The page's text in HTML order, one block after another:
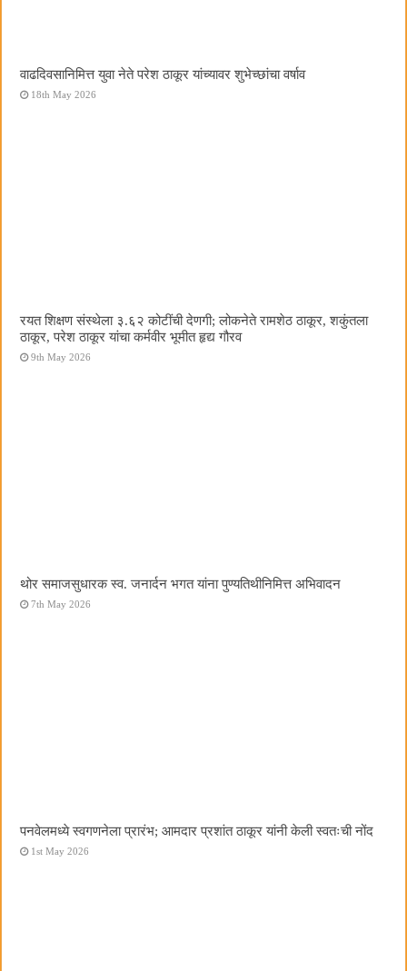
वाढदिवसानिमित्त युवा नेते परेश ठाकूर यांच्यावर शुभेच्छांचा वर्षाव
18th May 2026
रयत शिक्षण संस्थेला ३.६२ कोटींची देणगी; लोकनेते रामशेठ ठाकूर, शकुंतला
ठाकूर, परेश ठाकूर यांचा कर्मवीर भूमीत हृद्य गौरव
9th May 2026
थोर समाजसुधारक स्व. जनार्दन भगत यांना पुण्यतिथीनिमित्त अभिवादन
7th May 2026
पनवेलमध्ये स्वगणनेला प्रारंभ; आमदार प्रशांत ठाकूर यांनी केली स्वतःची नोंद
1st May 2026